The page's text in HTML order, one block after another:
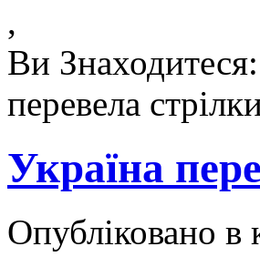
,
Ви Знаходитеся:
перевела
Україна
Опубліковано в